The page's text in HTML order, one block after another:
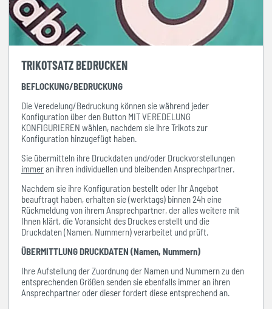
TRIKOTSATZ BEDRUCKEN
BEFLOCKUNG/BEDRUCKUNG
Die Veredelung/Bedruckung können sie während jeder
Konfiguration über den Button MIT VEREDELUNG
KONFIGURIEREN wählen, nachdem sie ihre Trikots zur
Konfiguration hinzugefügt haben.
Sie übermitteln ihre Druckdaten und/oder Druckvorstellungen
immeran ihren individuellen und bleibenden Ansprechpartner.
Nachdem sie ihre Konfiguration bestellt oder Ihr Angebot
beauftragt haben, erhalten sie (werktags) binnen 24h eine
Rückmeldung von ihrem Ansprechpartner, der alles weitere mit
Ihnen klärt, die Voransicht des Druckes erstellt und die
Druckdaten (Namen, Nummern) verarbeitet und prüft.
ÜBERMITTLUNG DRUCKDATEN (Namen, Nummern)
Ihre Aufstellung der Zuordnung der Namen und Nummern zu den
entsprechenden Größen senden sie ebenfalls immer an ihren
Ansprechpartner oder dieser fordert diese entsprechend an.